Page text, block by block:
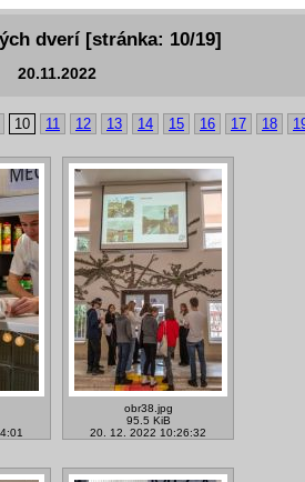
dverí [stránka: 10/19]
20.11.2022
10 11 12 13 14 15 16 17 18
obr38.jpg
95.5 KiB
20. 12. 2022 10:26:32